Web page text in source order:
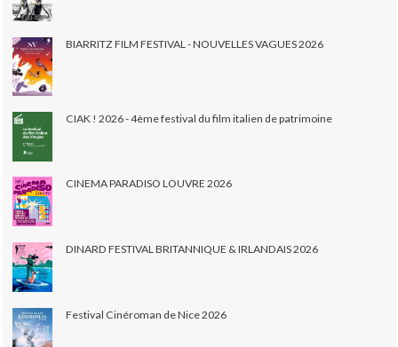
BIARRITZ FILM FESTIVAL - NOUVELLES VAGUES 2026
CIAK ! 2026 - 4ème festival du film italien de patrimoine
CINEMA PARADISO LOUVRE 2026
DINARD FESTIVAL BRITANNIQUE & IRLANDAIS 2026
Festival Cinéroman de Nice 2026